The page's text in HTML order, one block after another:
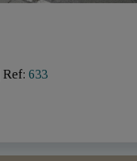
Ref: 633